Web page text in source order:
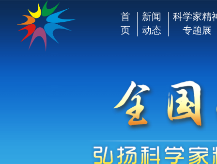
首
页
新闻
动态
科学家精
专题展